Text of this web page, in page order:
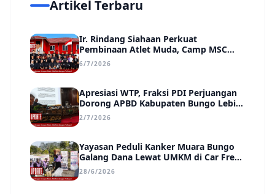
Artikel Terbaru
Ir. Rindang Siahaan Perkuat
Pembinaan Atlet Muda, Camp MSC
Siapkan Generasi Juara Hadapi
Kejuaraan Regional hingga Nasional
6/7/2026
Apresiasi WTP, Fraksi PDI Perjuangan
Dorong APBD Kabupaten Bungo Lebih
Efektif, Transparan, dan Berdampak
2/7/2026
Yayasan Peduli Kanker Muara Bungo
Galang Dana Lewat UMKM di Car Free
Day, Ir. Rindang Siahaan Beri Apresiasi
28/6/2026